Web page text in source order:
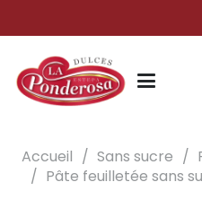
Accueil / Sans sucre /
/ Pâte feuilletée sans